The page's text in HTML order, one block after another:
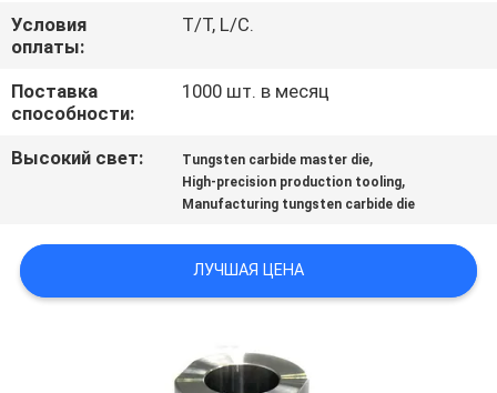
СПРОСИТЕ
ЦИТАТУ
SITEMAP
КОНФИДЕНЦИАЛЬНОСТИ
Условия
оплаты:
T/T, L/C.
Поставка
способности:
1000 шт. в месяц
Высокий свет: Tungsten carbide master die,
High-precision production tooling,
Manufacturing tungsten carbide die
ЛУЧШАЯ ЦЕНА